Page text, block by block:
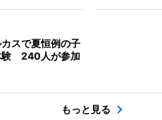
スで夏恒例の子
験 240人が参加
もっと見る